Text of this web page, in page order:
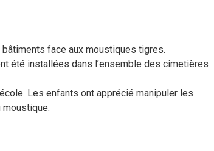
face aux moustiques tigres.
été installées dans l’ensemble des cimetières
Les enfants ont apprécié manipuler les